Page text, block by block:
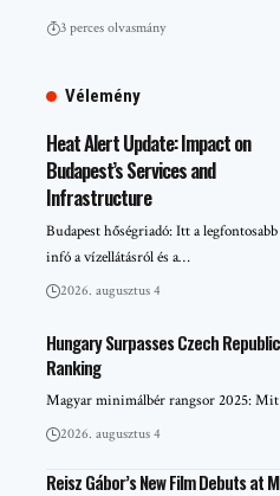
3 perces olvasmány
Vélemény
Heat Alert Update: Impact on
Budapest’s Services and
Infrastructure
Budapest hőségriadó: Itt a legfontosabb
infó a vízellátásról és a…
2026. augusztus 4
Hungary Surpasses Czech
Ranking
Magyar minimálbér rangsor 2025:
2026. augusztus 4
Reisz Gábor’s New Film Debuts at